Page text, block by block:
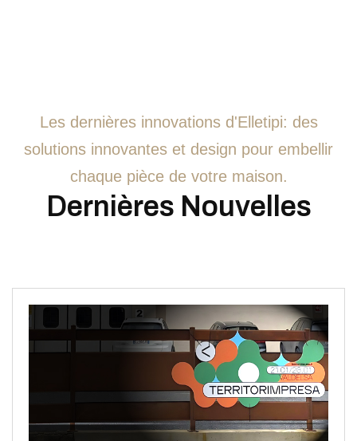
Les dernières innovations d'Elletipi: des
solutions innovantes et design pour embellir
chaque pièce de votre maison.
Dernières Nouvelles